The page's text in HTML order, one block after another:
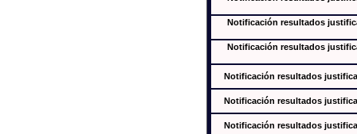
Notificación resultados
Notificación resultados
Notificación resultados
Notificación resultados
Notificación resultados